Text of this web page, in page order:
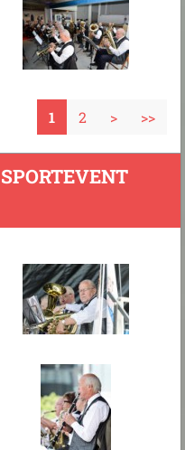
1 2 > >>